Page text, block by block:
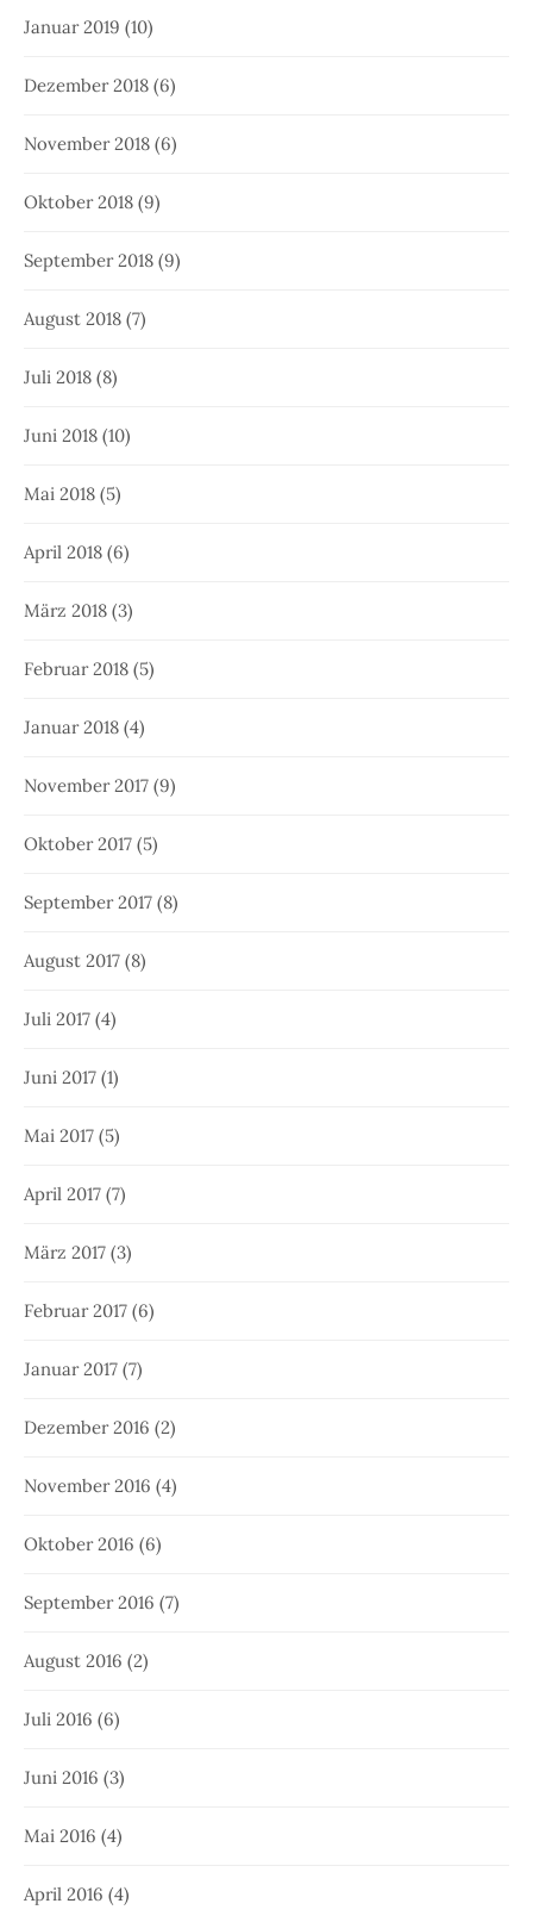
Januar 2019 (10)
Dezember 2018 (6)
November 2018 (6)
Oktober 2018 (9)
September 2018 (9)
August 2018 (7)
Juli 2018 (8)
Juni 2018 (10)
Mai 2018 (5)
April 2018 (6)
März 2018 (3)
Februar 2018 (5)
Januar 2018 (4)
November 2017 (9)
Oktober 2017 (5)
September 2017 (8)
August 2017 (8)
Juli 2017 (4)
Juni 2017 (1)
Mai 2017 (5)
April 2017 (7)
März 2017 (3)
Februar 2017 (6)
Januar 2017 (7)
Dezember 2016 (2)
November 2016 (4)
Oktober 2016 (6)
September 2016 (7)
August 2016 (2)
Juli 2016 (6)
Juni 2016 (3)
Mai 2016 (4)
April 2016 (4)